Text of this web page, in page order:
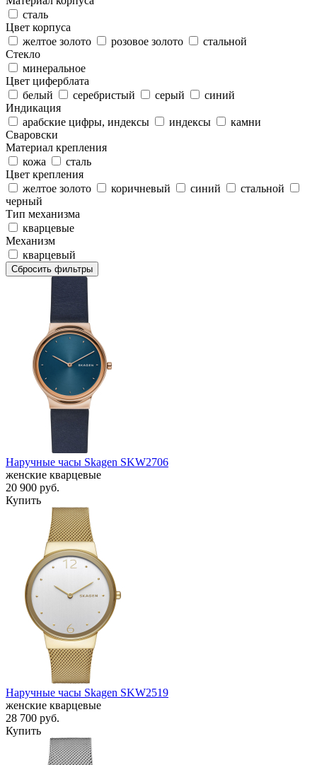
сталь
Цвет корпуса
желтое золото
розовое золото
стальной
Стекло
минеральное
Цвет циферблата
белый
серебристый серый
синий
Индикация
арабские цифры, индексы
индексы
камни
Сваровски
Материал крепления
кожа
сталь
Цвет крепления
желтое золото
коричневый синий
стальной
черный
Тип механизма
кварцевые
Механизм
кварцевый
Сбросить фильтры
Наручные часы Skagen SKW2706
женские кварцевые
20 900 руб.
Купить
Наручные часы Skagen SKW2519
женские кварцевые
28 700 руб.
Купить